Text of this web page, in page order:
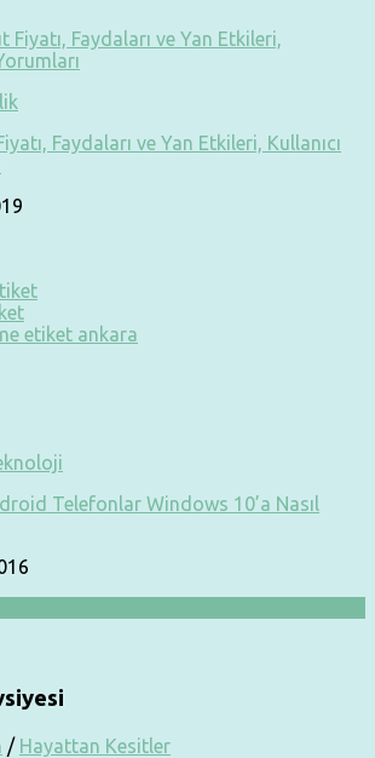
Faydaları ve Yan Etkileri, Kullanıcı
etiket ankara
Telefonlar Windows 10’a Nasıl
/ Hayattan Kesitler